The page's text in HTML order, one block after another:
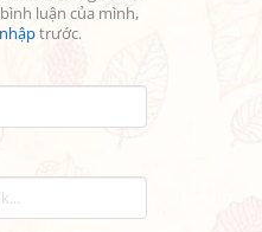
luận của mình,
trước.